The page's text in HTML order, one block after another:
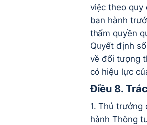
việc theo quy
ban hành
thẩm quyền
Quyết định
về đối tượng
có hiệu lực
Điều 8.
1. Thủ trưởng
hành Thông